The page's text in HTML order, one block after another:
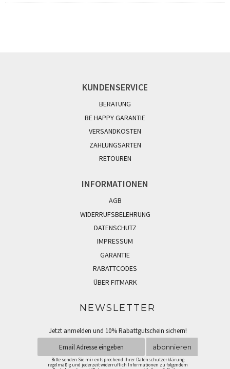
KUNDENSERVICE
BERATUNG
BE HAPPY GARANTIE
VERSANDKOSTEN
ZAHLUNGSARTEN
RETOUREN
INFORMATIONEN
AGB
WIDERRUFSBELEHRUNG
DATENSCHUTZ
IMPRESSUM
GARANTIE
RABATTCODES
ÜBER FITMARK
NEWSLETTER
Jetzt anmelden und 10% Rabattgutschein sichern!
abonnieren
Bitte senden Sie mir entsprechend Ihrer Datenschutzerklärung
regelmäßig und jederzeit widerruflich Informationen zu folgendem